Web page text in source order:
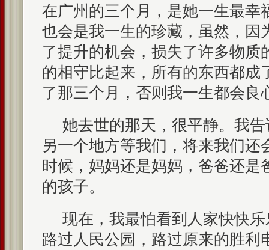
在广州的三个月，是她一生最幸
也会是我一生的珍藏，虽然，因
了提升的机会，损失了许多物质
的相守比起来，所有的东西都成
了那三个月，否则我一生都会良
她去世的那天，很平静。我
另一个地方等我们，将来我们还
时候，妈妈还是妈妈，爸爸还是
的孩子。
现在，我最怕看到人家快快
路过人民公园，路过原来的胜利